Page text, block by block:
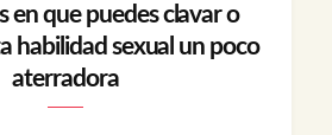
en que puedes clavar o
habilidad sexual un poco
aterradora